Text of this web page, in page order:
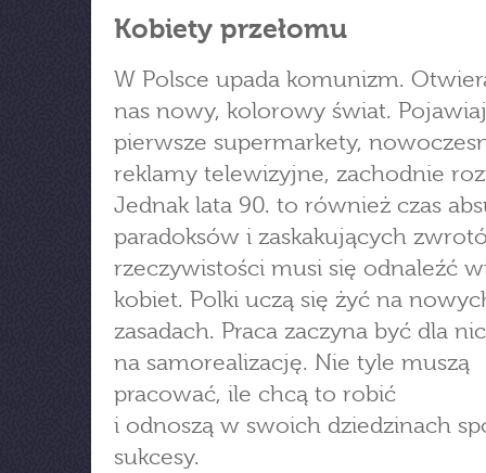
Kobiety przełomu
W Polsce upada komunizm.
nas nowy, kolorowy świat.
pierwsze supermarkety,
reklamy telewizyjne, zachodnie
Jednak lata 90. to również czas
paradoksów i zaskakujących
rzeczywistości musi się odnaleźć
kobiet. Polki uczą się żyć na
zasadach. Praca zaczyna być dla
na samorealizację. Nie tyle muszą
pracować, ile chcą to robić
i odnoszą w swoich dziedzinach
sukcesy.